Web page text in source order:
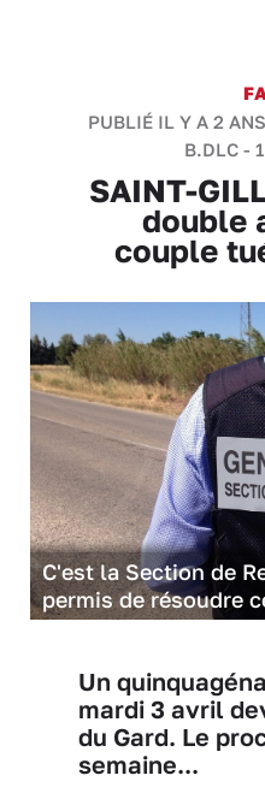
PUBLIÉ IL Y A 2
B.DLC-
SAINT-
double
couple
C'est la Section de
permis de résoudre
Un
mardi 3 avril
du Gard. Le
semaine...